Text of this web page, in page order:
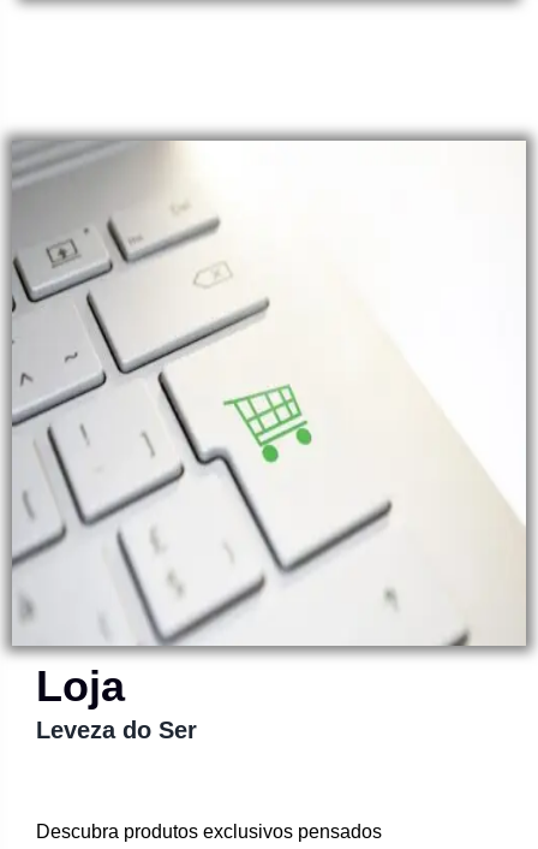
Loja
Leveza do Ser
Descubra produtos exclusivos pensados